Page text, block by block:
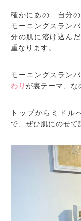
確かにあの…自分の
モーニングスラン
分の肌に溶け込ん
重なります。
モーニングスラン
わりが裏テーマ、な
トップからミドル
で、ぜひ肌にのせて